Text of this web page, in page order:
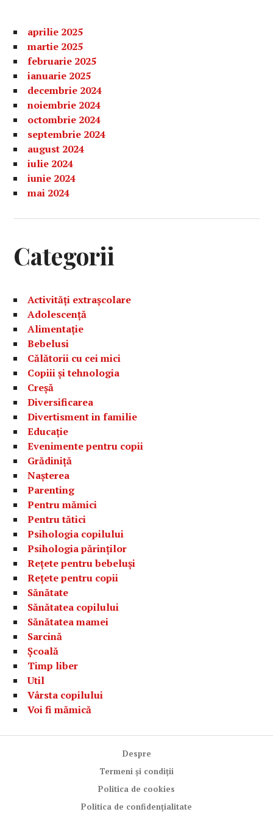
aprilie 2025
martie 2025
februarie 2025
ianuarie 2025
decembrie 2024
noiembrie 2024
octombrie 2024
septembrie 2024
august 2024
iulie 2024
iunie 2024
mai 2024
Categorii
Activități extrașcolare
Adolescență
Alimentație
Bebelusi
Călătorii cu cei mici
Copiii și tehnologia
Creșă
Diversificarea
Divertisment in familie
Educație
Evenimente pentru copii
Grădiniță
Nașterea
Parenting
Pentru mămici
Pentru tătici
Psihologia copilului
Psihologia părinților
Rețete pentru bebeluși
Rețete pentru copii
Sănătate
Sănătatea copilului
Sănătatea mamei
Sarcină
Școală
Timp liber
Util
Vârsta copilului
Voi fi mămică
Despre
Termeni și condiții
Politica de cookies
Politica de confidențialitate